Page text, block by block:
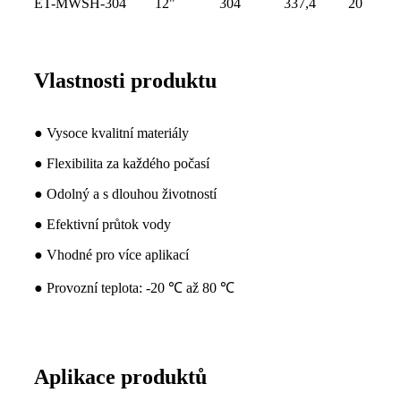
ET-MWSH-304
12" 304 337,4 20
Vlastnosti produktu
● Vysoce kvalitní materiály
● Flexibilita za každého počasí
● Odolný a s dlouhou životností
● Efektivní průtok vody
● Vhodné pro více aplikací
● Provozní teplota: -20 ℃ až 80 ℃
Aplikace produktů